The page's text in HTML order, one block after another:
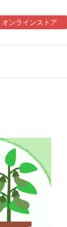
オンラインストア